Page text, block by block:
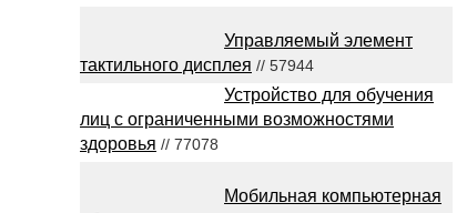
Управляемый элемент
тактильного дисплея // 57944
Устройство для обучения
лиц с ограниченными возможностями
здоровья // 77078
Мобильная компьютерная